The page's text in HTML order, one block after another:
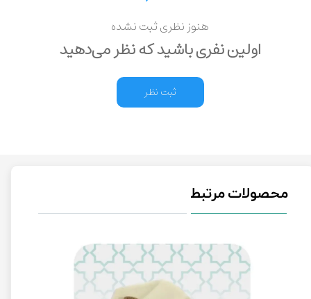
هنوز نظری ثبت نشده
اولین نفری باشید که نظر می‌دهید
ثبت نظر
محصولات مرتبط